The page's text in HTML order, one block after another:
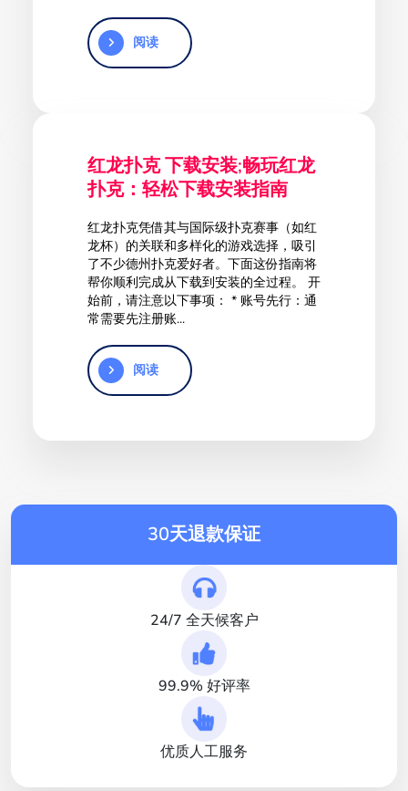
阅读
红龙扑克 下载安装;畅玩红龙
扑克：轻松下载安装指南
红龙扑克凭借其与国际级扑克赛事（如红
龙杯）的关联和多样化的游戏选择，吸引
了不少德州扑克爱好者。下面这份指南将
帮你顺利完成从下载到安装的全过程。 开
始前，请注意以下事项： * 账号先行：通
常需要先注册账...
阅读
30天退款保证
24/7 全天候客户
99.9% 好评率
优质人工服务